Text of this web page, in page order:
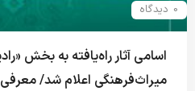
0 دیدگاه
اسامی آثار راه‌یافته به بخش
میراث‌فرهنگی اعلام شد/